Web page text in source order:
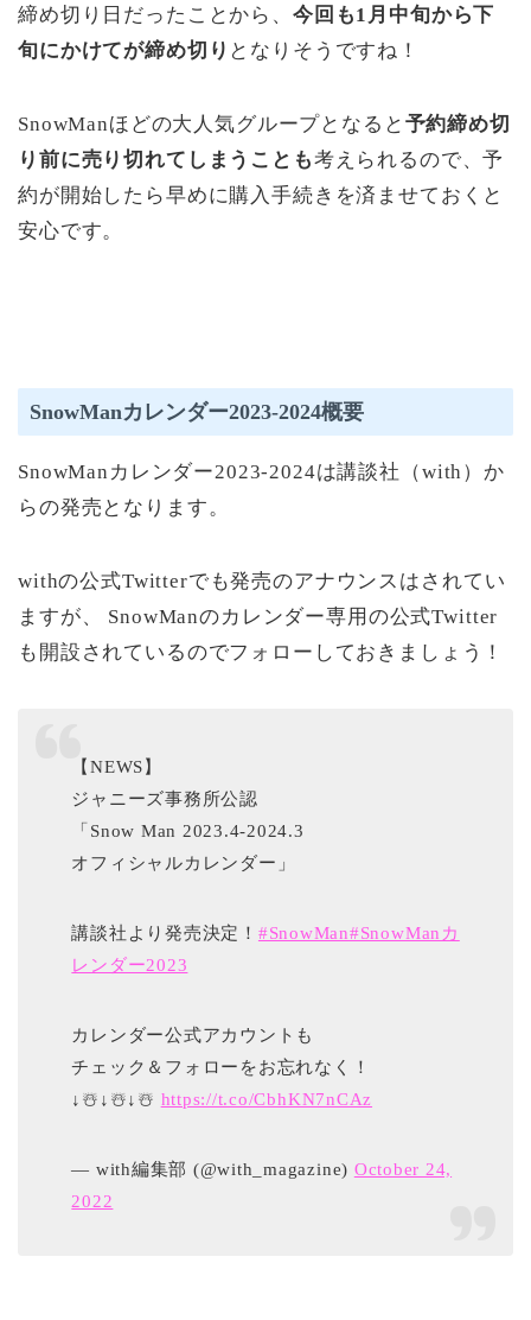
締め切り日だったことから、 今回も1月中旬から下
旬にかけてが締め切り となりそうですね！
SnowManほどの大人気グループとなると 予約締め切
り前に売り切れてしまうことも考えられるので、予
約が開始したら早めに購入手続きを済ませておくと
安心です。
SnowManカレンダー2023-2024概要
SnowManカレンダー2023-2024は講談社（with）か
らの発売となります。
withの公式Twitterでも発売のアナウンスはされてい
ますが、 SnowManのカレンダー専用の公式Twitter
も開設されているのでフォローしておきましょう！
【NEWS】
ジャニーズ事務所公認
「Snow Man 2023.4-2024.3
オフィシャルカレンダー」
講談社より発売決定！ #SnowMan#SnowManカ
レンダー2023
カレンダー公式アカウントも
チェック＆フォローをお忘れなく！
↓☃️↓☃️↓☃️ https://t.co/CbhKN7nCAz
— with編集部 (@with_magazine) October 24,
2022